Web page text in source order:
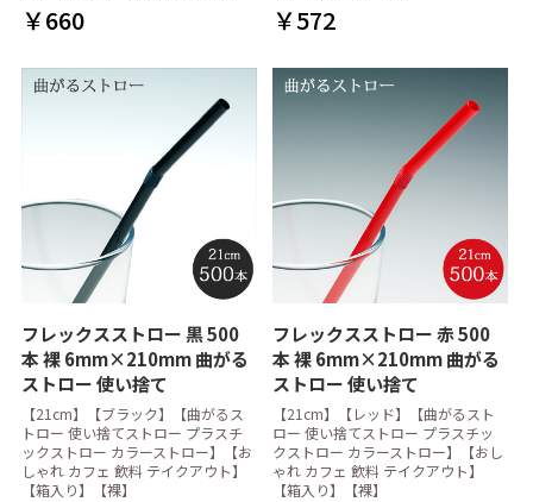
￥660 ￥572
フレックスストロー 黒 500
本 裸 6mm×210mm 曲がる
ストロー 使い捨て
【21cm】【ブラック】【曲がるス
トロー 使い捨てストロー プラスチ
ックストロー カラーストロー】【お
しゃれ カフェ 飲料 テイクアウト】
【箱入り】【裸】
フレックスストロー 赤 500
本 裸 6mm×210mm 曲がる
ストロー 使い捨て
【21cm】【レッド】【曲がるスト
ロー 使い捨てストロー プラスチッ
クストロー カラーストロー】【おし
ゃれ カフェ 飲料 テイクアウト】
【箱入り】【裸】